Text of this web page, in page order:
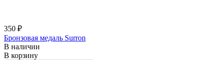
350 ₽
Бронзовая медаль Surron
В наличии
В корзину